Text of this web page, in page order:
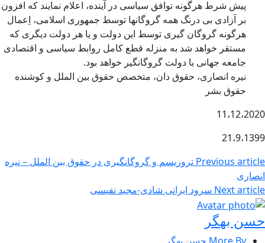
پیش شرط هرگونه توافق سیاسی در آینده، اعلام نمایند كه افزون
بر آزادی بی درنگ همه گروگانها توسط جمهوری اسلامی، اِعمال
هرگونه گروگان گیری توسط این دولت و یا هر دولت دیگری که
مستقر خواهد شد به منزله قطع کامل روابط سیاسی و اقتصادی
جامعه جهانی با دولت گروگانگیر خواهد بود.
نیره انصاری، حقوق دان، متخصص حقوق بین الملل و کوشنده
حقوق بشر
11،12،2020
21،9،1399
Previous article تروریسم و گروگانگیری در حقوق بین الملل – نیره
انصاری
Next article سرود ایرانی شادی-مجید نفیسی
حسن بهگر